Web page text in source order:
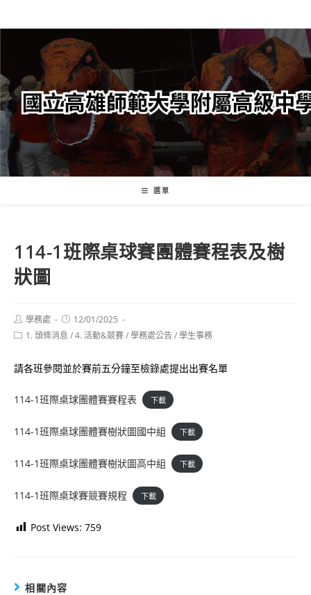
轉
要
內
容
選單
114-1班際桌球賽團體賽程表及樹
狀圖
Post
author:
學務處
Post
published:
12/01/2025
Post1. 頭條消息 /4. 活動&競賽/學務處公告/學生事務
請各班參閱並於賽前五分鐘至檢錄處提出出賽名單
114-1班際桌球團體賽賽程表 下載
114-1班際桌球團體賽樹狀圖國中組 下載
114-1班際桌球團體賽樹狀圖高中組 下載
114-1班際桌球賽競賽規程 下載
Post Views: 759
相關內容